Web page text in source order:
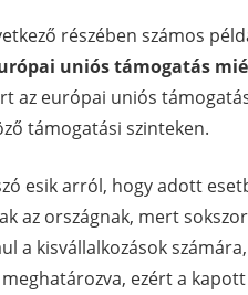
részében számos
uniós támogatás
az európai uniós
támogatási szinteken.
esik arról, hogy adott
az országnak, mert
a kisvállalkozások
ezért a